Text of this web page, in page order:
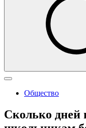
Общество
Сколько дней